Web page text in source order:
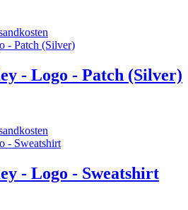
- Logo - Patch (Silver)
- Logo - Sweatshirt